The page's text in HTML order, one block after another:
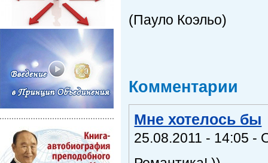
(Пауло Коэльо)
Комментарии
Мне хотелось бы
25.08.2011 - 14:05 -